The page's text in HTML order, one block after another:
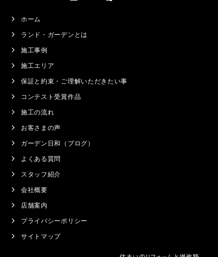
ホーム
ランド・ガーデンとは
施工事例
施工エリア
保証と約束・ご理解いただきたい事
コンテスト受賞作品
施工の流れ
お客さまの声
ガーデン日和（ブログ）
よくある質問
スタッフ紹介
会社概要
店舗案内
プライバシーポリシー
サイトマップ